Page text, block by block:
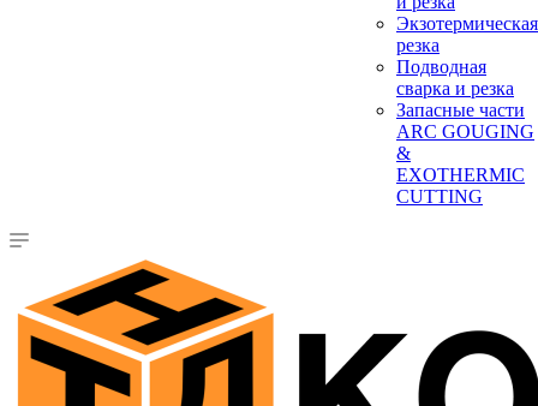
Экзотермическая
резка
Подводная
сварка и резка
Запасные части
ARC GOUGING
&
EXOTHERMIC
CUTTING